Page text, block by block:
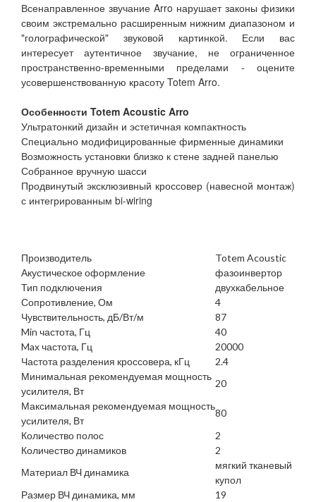
Всенаправленное звучание Arro нарушает законы физики
своим экстремально расширенным нижним диапазоном и
"голографической" звуковой картинкой. Если вас
интересует аутентичное звучание, не ограниченное
пространственно-временными пределами - оцените
усовершенствованную красоту Totem Arro.
Особенности Totem Acoustic Arro
Ультратонкий дизайн и эстетичная компактность
Специально модифицированные фирменные динамики
Возможность установки близко к стене задней панелью
Собранное вручную шасси
Продвинутый эксклюзивный кроссовер (навесной монтаж)
с интегрированным bi-wiring
Производитель
Totem Acoustic
Акустическое оформление
фазоинвертор
Тип подключения
двухкабельное
Сопротивление, Ом
4
Чувствительность, дБ/Вт/м
87
Min частота, Гц
40
Max частота, Гц
20000
Частота разделения кроссовера, кГц
2.4
Минимальная рекомендуемая мощность
усилителя, Вт
20
Максимальная рекомендуемая мощность
усилителя, Вт
80
Количество полос
2
Количество динамиков
2
Материал ВЧ динамика
мягкий тканевый
купол
Размер ВЧ динамика, мм
19